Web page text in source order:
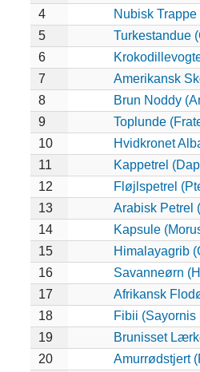
4
Nubisk
5
Turkestandue
6
7
Amerikansk
8
Brun Noddy
9
Toplunde
10
Hvidkronet
11
Kappetrel
12
Fløjlspetrel
13
Arabisk Petrel
14
Kapsule
15
Himalayagrib
16
Savanneørn
17
Afrikansk
18
Fibii (Sayornis
19
Brunisset
20
Amurrødstjert